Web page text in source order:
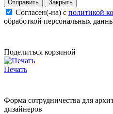
Закрыть
Согласен(-на) c политикой
обработкой персональных
Поделиться корзиной
Печать
Форма сотрудничества для
дизайнеров